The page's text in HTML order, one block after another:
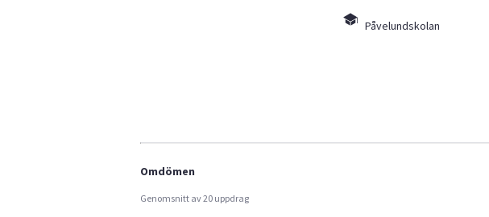
Påvelundskolan
Omdömen
Genomsnitt av 20 uppdrag